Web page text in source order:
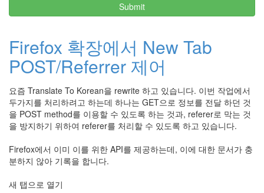
Submit
Firefox 확장에서 New Tab
POST/Referrer 제어
요즘 Translate To Korean을 rewrite 하고 있습니다. 이번 작업에서
두가지를 처리하려고 하는데 하나는 GET으로 정보를 전달 하던 것
을 POST method를 이용할 수 있도록 하는 것과, referer로 막는 것
을 방지하기 위하여 referer를 처리할 수 있도록 하고 있습니다.
Firefox에서 이미 이를 위한 API를 제공하는데, 이에 대한 문서가 충
분하지 않아 기록을 합니다.
새 탭으로 열기
하
맥
스
엑
스
빔
XPH70.2
1
by
김
정
균